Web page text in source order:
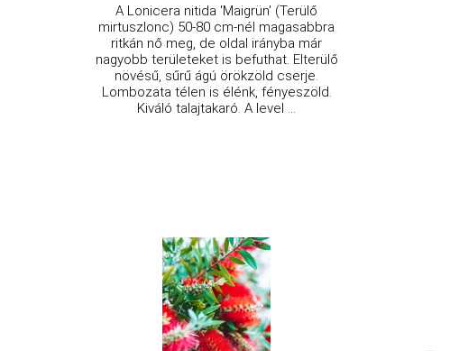
A Lonicera nitida 'Maigrün' (Terülő
mirtuszlonc) 50-80 cm-nél magasabbra
ritkán nő meg, de oldal irányba már
nagyobb területeket is befuthat. Elterülő
növésű, sűrű ágú örökzöld cserje.
Lombozata télen is élénk, fényeszöld.
Kiváló talajtakaró. A level ...